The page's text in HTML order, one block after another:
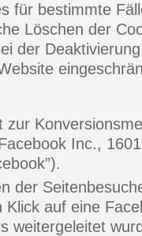
für bestimmte
Löschen der
der
zur
Inc.,
der
Klick auf eine
weitergeleitet